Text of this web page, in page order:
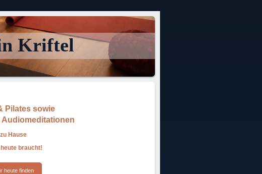
Kriftel
Pilates sowie
Audiomeditationen
Hause
braucht!
heute finden